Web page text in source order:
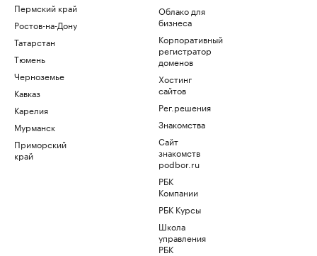
Пермский край
Ростов-на-Дону
Татарстан
Тюмень
Черноземье
Кавказ
Карелия
Мурманск
Приморский
край
Облако для
бизнеса
Корпоративный
регистратор
доменов
Хостинг
сайтов
Рег.решения
Знакомства
Сайт
знакомств
podbor.ru
РБК
Компании
РБК Курсы
Школа
управления
РБК